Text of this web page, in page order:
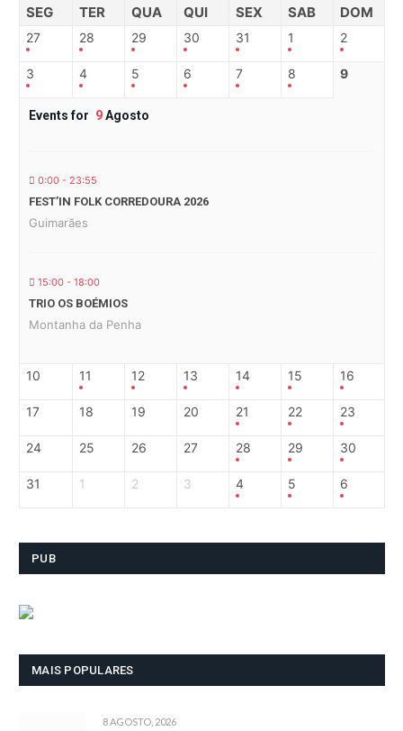
SEG TER QUA QUI SEX SAB DOM
27 28 29 30 31 1 2
3 4 5 6 7 8 9
Events for 9Agosto
0:00 - 23:55
FEST’IN FOLK CORREDOURA 2026
Guimarães
15:00 - 18:00
TRIO OS BOÉMIOS
Montanha da Penha
10 11 12 13 14 15 16
17 18 19 20 21 22 23
24 25 26 27 28 29 30
31 1 2 3 4 5 6
PUB
MAIS POPULARES
8 AGOSTO, 2026